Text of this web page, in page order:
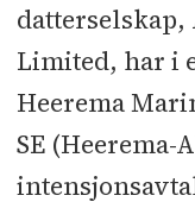
datterselskap,
Limited, har i
Heerema
SE